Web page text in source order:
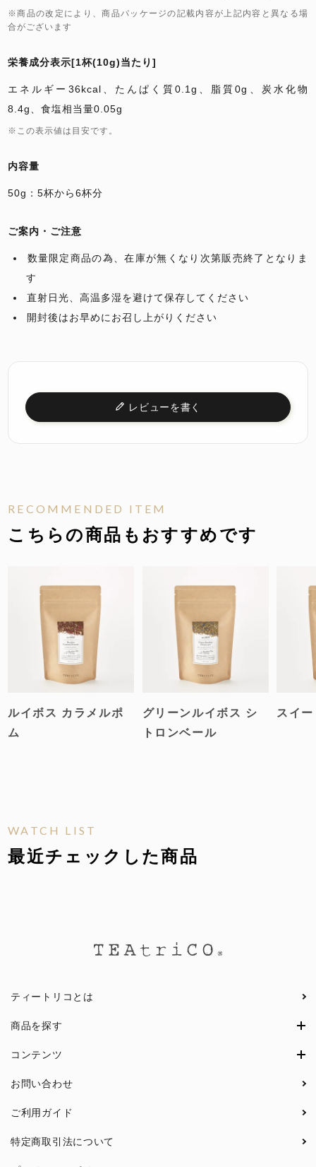
※商品の改定により、商品パッケージの記載内容が上記内容と異なる場
合がございます
栄養成分表示[1杯(10g)当たり]
エネルギー36kcal、たんぱく質0.1g、脂質0g、炭水化物
8.4g、食塩相当量0.05g
※この表示値は目安です。
内容量
50g：5杯から6杯分
ご案内・ご注意
数量限定商品の為、在庫が無くなり次第販売終了となりま
す
直射日光、高温多湿を避けて保存してください
開封後はお早めにお召し上がりください
レビューを書く
RECOMMENDED ITEM
こちらの商品もおすすめです
ルイボス カラメルポ
ム
グリーンルイボス シ
トロンベール
スイ
WATCH LIST
最近チェックした商品
ティートリコとは
商品を探す
コンテンツ
お問い合わせ
ご利用ガイド
特定商取引法について